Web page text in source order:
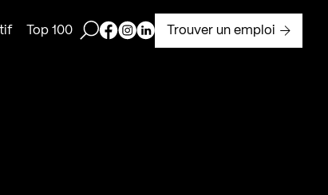
Top 100 Ouvrir la barre de recherche
Page Facebook de Kollectif
Page Instagram de Kollectif
Page Linkedin de Kollectif
Trouver un emploi